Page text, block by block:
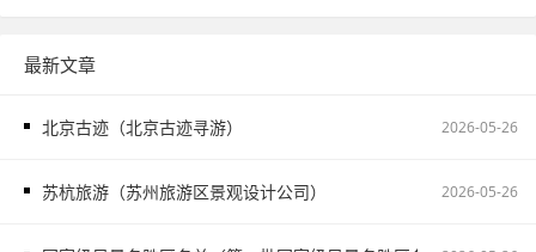
最新文章
北京古迹（北京古迹寻游） 2026-05-26
苏杭旅游（苏州旅游区景观设计公司） 2026-05-26